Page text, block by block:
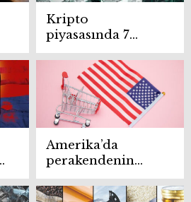
Kripto
piyasasında 7
haftalık zirve
performans
Amerika’da
perakendenin
‘Milli takımını’
kuracaklar